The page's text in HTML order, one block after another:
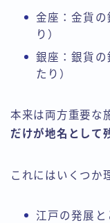
金座：金貨
り）
銀座：銀貨
たり）
本来は両方重要な
だけが地名として
これにはいくつか
江戸の発展